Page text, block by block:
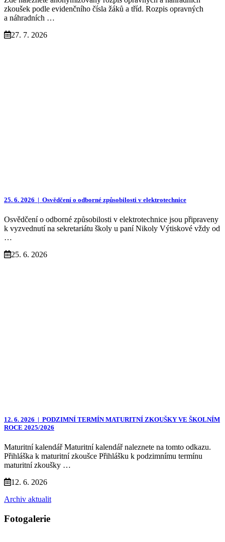
zkoušek podle evidenčního čísla žáků a tříd. Rozpis opravných
a náhradních …
27. 7. 2026
25. 6. 2026 | Osvědčení o odborné způsobilosti v elektrotechnice
Osvědčení o odborné způsobilosti v elektrotechnice jsou připraveny
k vyzvednutí na sekretariátu školy u paní Nikoly Výtiskové vždy od
…
25. 6. 2026
12. 6. 2026 | PODZIMNÍ TERMÍN MATURITNÍ ZKOUŠKY VE ŠKOLNÍM
ROCE 2025/2026
Maturitní kalendář Maturitní kalendář naleznete na tomto odkazu.
Přihláška k maturitní zkoušce Přihlášku k podzimnímu termínu
maturitní zkoušky …
12. 6. 2026
Archiv aktualit
Fotogalerie